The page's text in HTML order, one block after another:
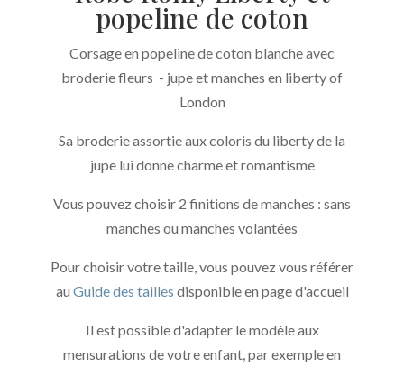
popeline de coton
Corsage en popeline de coton blanche avec
broderie fleurs - jupe et manches en liberty of
London
Sa broderie assortie aux coloris du liberty de la
jupe lui donne charme et romantisme
Vous pouvez choisir 2 finitions de manches : sans
manches ou manches volantées
Pour choisir votre taille, vous pouvez vous référer
au Guide des tailles disponible en page d'accueil
Il est possible d'adapter le modèle aux
mensurations de votre enfant, par exemple en